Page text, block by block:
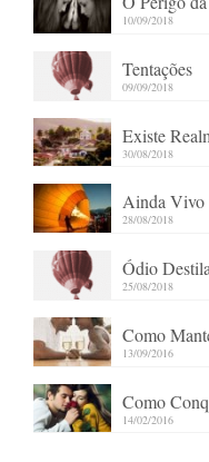
10/09/2018
Tentações
09/09/2018
Existe
30/08/2018
Ainda Vivo
28/08/2018
Ódio
25/08/2018
Como
13/09/2016
Como
14/02/2016